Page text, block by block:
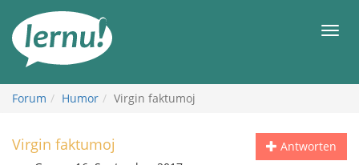
Inhalt
Forum Humor Virgin faktumoj
Antworten
Virgin faktumoj